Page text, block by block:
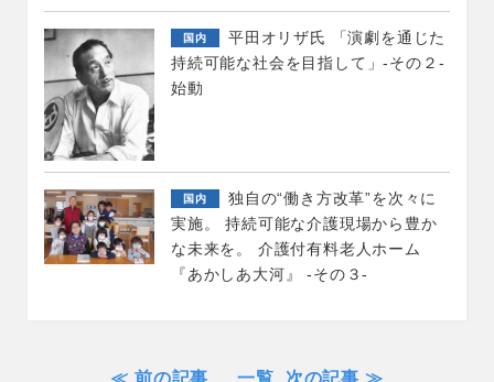
国内
平田オリザ氏 「演劇を通じた
持続可能な社会を目指して」-その２-
始動
国内
独自の“働き方改革”を次々に
実施。 持続可能な介護現場から豊か
な未来を。 介護付有料老人ホーム
『あかしあ大河』 -その３-
≪ 前の記事 一覧 次の記事 ≫